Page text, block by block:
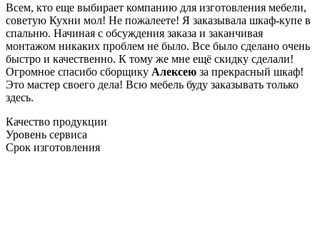
Всем, кто еще выбирает компанию для изготовления мебели,
советую Кухни мол! Не пожалеете! Я заказывала шкаф-купе в
спальню. Начиная с обсуждения заказа и заканчивая
монтажом никаких проблем не было. Все было сделано очень
быстро и качественно. К тому же мне ещё скидку сделали!
Огромное спасибо сборщику Алексею за прекрасный шкаф!
Это мастер своего дела! Всю мебель буду заказывать только
здесь.
Качество продукции
Уровень сервиса
Срок изготовления